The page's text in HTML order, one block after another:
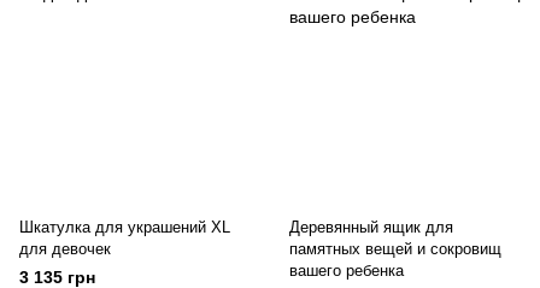
Шкатулка для украшений XL
для девочек
3 135 грн
Деревянный ящик для
памятных вещей и сокровищ
вашего ребенка